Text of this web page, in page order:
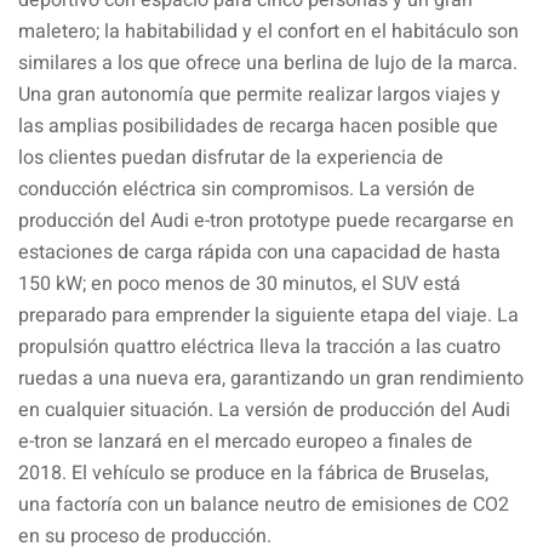
maletero; la habitabilidad y el confort en el habitáculo son
similares a los que ofrece una berlina de lujo de la marca.
Una gran autonomía que permite realizar largos viajes y
las amplias posibilidades de recarga hacen posible que
los clientes puedan disfrutar de la experiencia de
conducción eléctrica sin compromisos. La versión de
producción del Audi e-tron prototype puede recargarse en
estaciones de carga rápida con una capacidad de hasta
150 kW; en poco menos de 30 minutos, el SUV está
preparado para emprender la siguiente etapa del viaje. La
propulsión quattro eléctrica lleva la tracción a las cuatro
ruedas a una nueva era, garantizando un gran rendimiento
en cualquier situación. La versión de producción del Audi
e-tron se lanzará en el mercado europeo a finales de
2018. El vehículo se produce en la fábrica de Bruselas,
una factoría con un balance neutro de emisiones de CO2
en su proceso de producción.